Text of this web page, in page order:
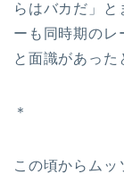
らはバカだ」と
ーも同時期のレ
と面識があった
＊
この頃からムッ